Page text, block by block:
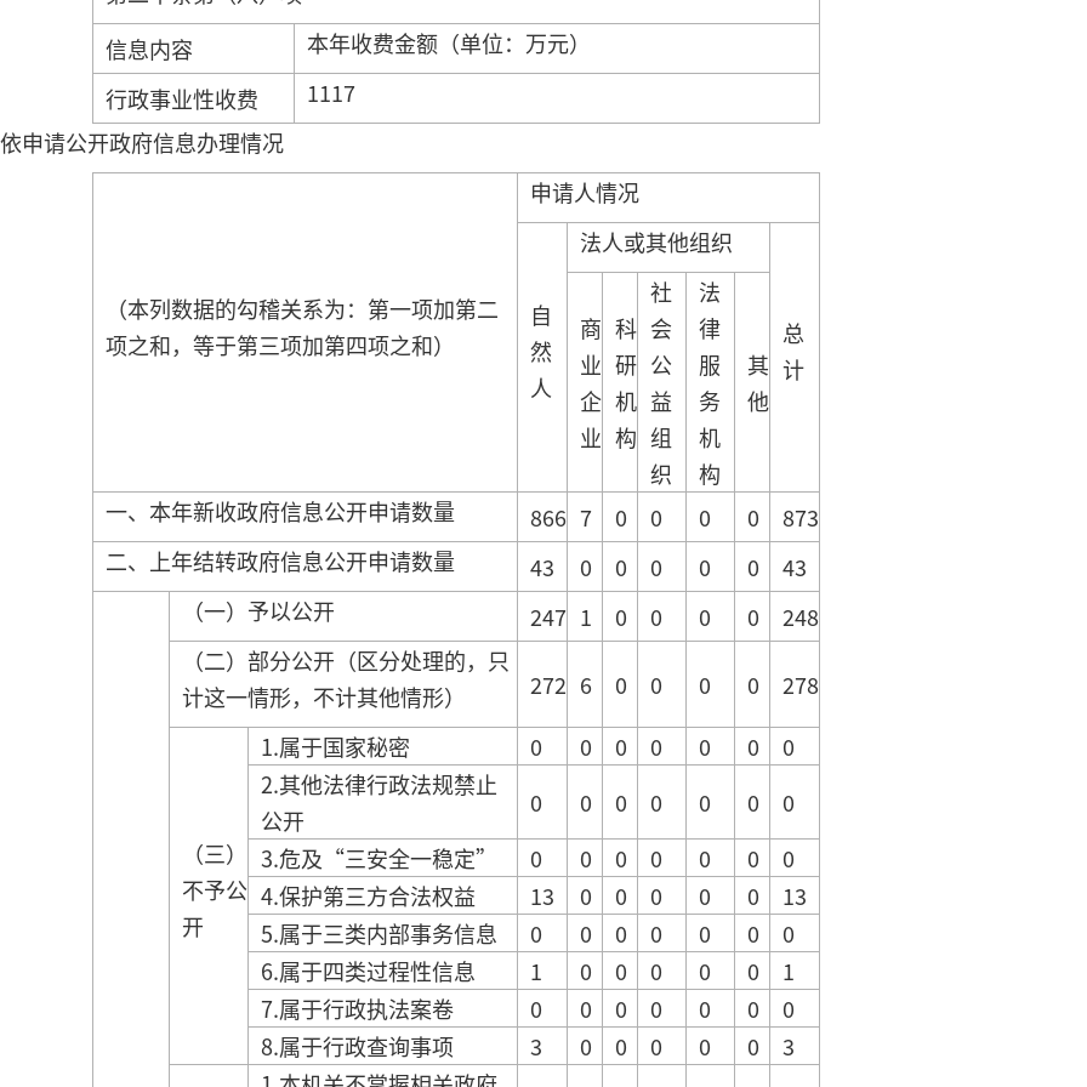
信息内容
本年收费金额（单位：万元）
行政事业性收费
1117
申请公开政府信息办理情况
（本列数据的勾稽关系为：第一项加第二
项之和，等于第三项加第四项之和）
申请人情况
自
然
人
法人或其他组织
总
计
商
业
企
业
科
研
机
构
社
会
公
益
组
织
法
律
服
务
机
构
其
他
一、本年新收政府信息公开申请数量 866 7 0 0 0 0
873
二、上年结转政府信息公开申请数量
43 0 0 0 0 0
43
（一）予以公开
247 1 0 0 0 0
248
（二）部分公开（区分处理的，只
计这一情形，不计其他情形）
272 6 0 0 0 0 278
（三）
不予公
开
1.属于国家秘密 0 0 0 0 0 0
0
2.其他法律行政法规禁止
公开
0 0 0 0 0 0
0
3.危及“三安全一稳定”
0 0 0 0 0 0
0
4.保护第三方合法权益
13 0 0 0 0 0
13
5.属于三类内部事务信息
0 0 0 0 0 0
0
6.属于四类过程性信息
1 0 0 0 0 0
1
7.属于行政执法案卷
0 0 0 0 0 0
0
8.属于行政查询事项
3 0 0 0 0 0
3